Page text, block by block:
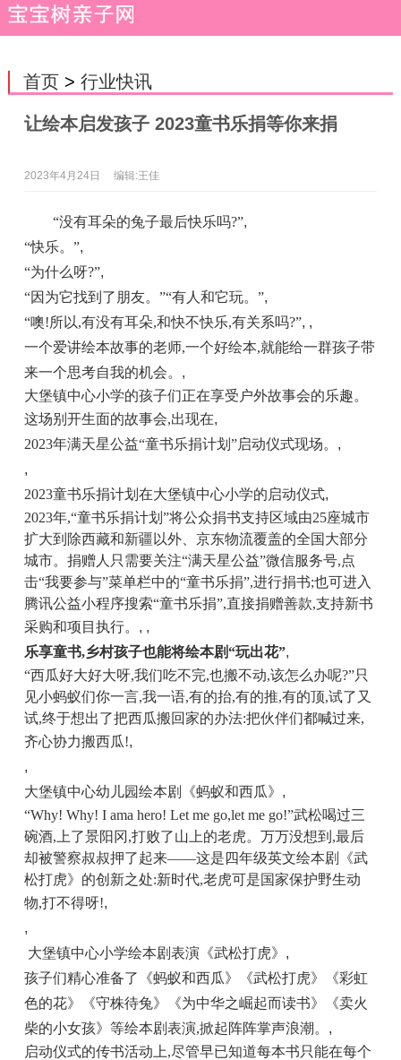
首页> 行业快讯
让绘本启发孩子 2023童书乐捐等你来捐
2023年4月24日 编辑:王佳
“没有耳朵的兔子最后快乐吗?”,
“快乐。”,
“为什么呀?”,
“因为它找到了朋友。”“有人和它玩。”,
“噢!所以,有没有耳朵,和快不快乐,有关系吗?”, ,
一个爱讲绘本故事的老师,一个好绘本,就能给一群孩子带
来一个思考自我的机会。 ,
大堡镇中心小学的孩子们正在享受户外故事会的乐趣。
这场别开生面的故事会,出现在,
2023年满天星公益“童书乐捐计划”启动仪式现场。 ,
,
2023童书乐捐计划在大堡镇中心小学的启动仪式,
2023年,“童书乐捐计划”将公众捐书支持区域由25座城市
扩大到除西藏和新疆以外、京东物流覆盖的全国大部分
城市。 捐赠人只需要关注“满天星公益”微信服务号,点
击“我要参与”菜单栏中的“童书乐捐”,进行捐书;也可进入
腾讯公益小程序搜索“童书乐捐”,直接捐赠善款,支持新书
采购和项目执行。 , ,
乐享童书,乡村孩子也能将绘本剧“玩出花”,
“西瓜好大好大呀,我们吃不完,也搬不动,该怎么办呢?”只
见小蚂蚁们你一言,我一语,有的抬,有的推,有的顶,试了又
试,终于想出了把西瓜搬回家的办法:把伙伴们都喊过来,
齐心协力搬西瓜!,
,
大堡镇中心幼儿园绘本剧《蚂蚁和西瓜》 ,
“Why! Why! I ama hero! Let me go,let me go!”武松喝过三
碗酒,上了景阳冈,打败了山上的老虎。万万没想到,最后
却被警察叔叔押了起来——这是四年级英文绘本剧《武
松打虎》的创新之处:新时代,老虎可是国家保护野生动
物,打不得呀!,
,
大堡镇中心小学绘本剧表演《武松打虎》 ,
孩子们精心准备了《蚂蚁和西瓜》《武松打虎》《彩虹
色的花》《守株待兔》《为中华之崛起而读书》《卖火
柴的小女孩》等绘本剧表演,掀起阵阵掌声浪潮。 ,
启动仪式的传书活动上,尽管早已知道每本书只能在每个